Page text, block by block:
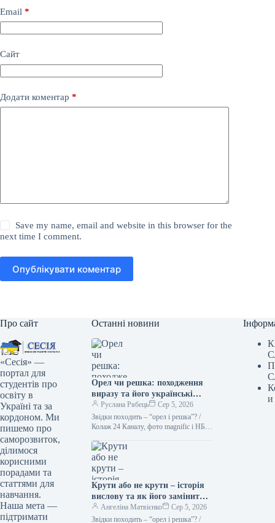
Email *
Сайт
Додати коментар *
Save my name, email and website in this browser for the
next time I comment.
Опублікувати коментар
Про сайт
«Сесія» —
портал для
студентів про
освіту в
Україні та за
кордоном. Ми
пишемо про
саморозвиток,
ділимося
корисними
порадами та
статтями для
навчання.
Наша мета —
підтримати
Останні новини
Орел чи решка: походження
виразу та його українські
синоніми Походження вислову
“орел чи решка” тісно
пов’язане з давньою
для прийняття рішення. На
одній стороні монети, як
правило, зображували орла, а
на іншій – герб держави або
інший символ. Таким чином,
“орел” і “решка” стали
узагальненими позначеннями
Руслана Рябець
Сер 5, 2026
Звідки походить – “орел і решка”? /
Колаж 24 Каналу, фото magnific і НБУ
зробити…
Крути або не крути – історія
вислову та як його замінити
українською
Ангеліна Матвієнко
Сер 5, 2026
Звідки походить – “орел і решка”? /
и